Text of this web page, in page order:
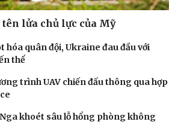
Trải nghiệm
Chuyển đổi số
tên lửa chủ lực của Mỹ
hóa quân đội, Ukraine đau đầu với
thể
trình UAV chiến đấu thông qua hợp
khoét sâu lỗ hổng phòng không